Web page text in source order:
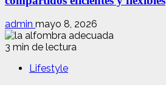
admin mayo 8, 2026
3 min de lectura
Lifestyle